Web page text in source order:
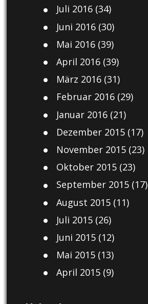
Juli 2016(34)
Juni 2016(30)
Mai 2016(39)
April 2016(39)
März 2016(31)
Februar 2016(29)
Januar 2016(21)
Dezember 2015(17)
November 2015(23)
Oktober 2015(23)
September 2015(17)
August 2015(11)
Juli 2015(26)
Juni 2015(12)
Mai 2015(13)
April 2015(9)